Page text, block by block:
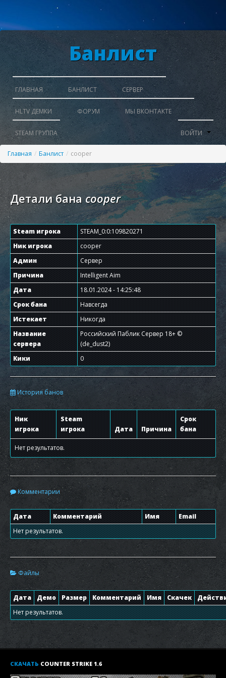
Банлист
ГЛАВНАЯ БАНЛИСТ СЕРВЕР
HLTV ДЕМКИ ФОРУМ МЫ ВКОНТАКТЕ
STEAM ГРУППА ВОЙТИ
Главная / Банлист / cooper
Детали бана cooper
Steam игрока
STEAM_0:0:109820271
Ник игрока
cooper
Админ
Сервер
Причина
Intelligent Aim
Дата
18.01.2024 - 14:25:48
Срок бана
Навсегда
Истекает
Никогда
Название
сервера
Российский Паблик Сервер 18+ ©
(de_dust2)
Кики
0
История банов
Ник
игрока
Steam
игрока
Дата Причина
Срок
бана
Нет результатов.
Комментарии
Дата Комментарий Имя
Email
Нет результатов.
Файлы
Дата Демо Размер Комментарий Имя Скачек
Нет результатов.
СКАЧАТЬ COUNTER STRIKE 1.6